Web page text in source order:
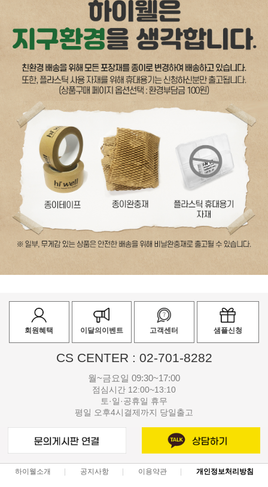
회원혜택 이달의이벤트 고객센터 샘플신청
CS CENTER : 02-701-8282
월~금요일 09:30~17:00
점심시간 12:00~13:10
토·일·공휴일 휴무
평일 오후4시결제까지 당일출고
하이웰소개 공지사항 이용약관 개인정보처리방침